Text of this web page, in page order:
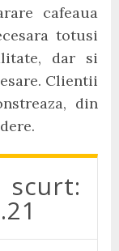
cafeaua
totusi
dar si
Clientii
din